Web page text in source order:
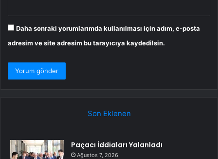
Daha sonraki yorumlarımda kullanılması için adım, e-posta
adresim ve site adresim bu tarayıcıya kaydedilsin.
Son Eklenen
Paçacı İddiaları Yalanladı
Ağustos 7, 2026